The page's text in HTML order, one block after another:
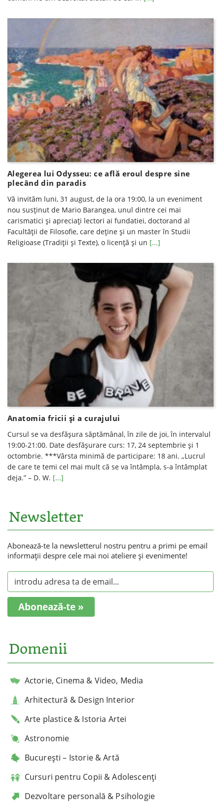
Alegerea lui Odysseu: ce află eroul despre sine
plecând din paradis
Vă invităm luni, 31 august, de la ora 19:00, la un eveniment
nou susţinut de Mario Barangea, unul dintre cei mai
carismatici şi apreciaţi lectori ai fundatiei, doctorand al
Facultăţii de Filosofie, care deţine şi un master în Studii
Religioase (Tradiţii şi Texte), o licenţă şi un [...]
Anatomia fricii și a curajului
Cursul se va desfăşura săptămânal, în zile de joi, în intervalul
19:00-21:00. Date desfăşurare curs: 17, 24 septembrie și 1
octombrie. ***Vârsta minimă de participare: 18 ani. „Lucrul
de care te temi cel mai mult că se va întâmpla, s-a întâmplat
deja.” – D. W. [...]
Newsletter
Abonează-te la newsletterul nostru pentru a primi pe email
informaţii despre cele mai noi ateliere şi evenimente!
Abonează-te »
Domenii
Actorie, Cinema & Video, Media
Arhitectură & Design Interior
Arte plastice & Istoria Artei
Astronomie
București – Istorie & Artă
Cursuri pentru Copii & Adolescenți
Dezvoltare personală & Psihologie